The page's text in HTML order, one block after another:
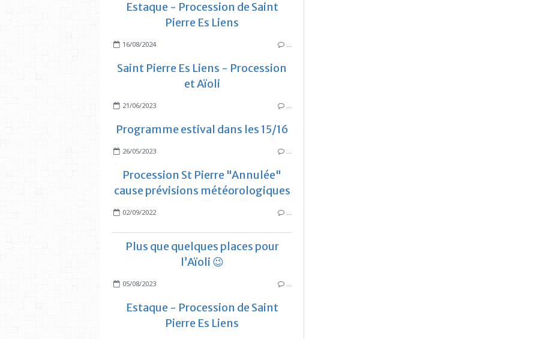
Estaque - Procession de Saint
Pierre Es Liens
16/08/2024
Saint Pierre Es Liens - Procession
et Aïoli
21/06/2023
Programme estival dans les 15/16
26/05/2023
Procession St Pierre "Annulée"
cause prévisions météorologiques
02/09/2022
Plus que quelques places pour
l’Aïoli 😉
05/08/2023
Estaque - Procession de Saint
Pierre Es Liens